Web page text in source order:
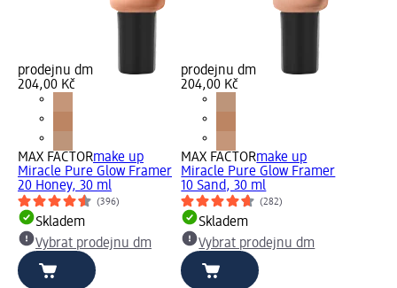
prodejnu dm
204,00 Kč
MAX FACTORmake up
Miracle Pure Glow Framer
20 Honey, 30 ml
(396)
Skladem
Vybrat prodejnu dm
prodejnu dm
204,00 Kč
MAX FACTORmake up
Miracle Pure Glow Framer
10 Sand, 30 ml
(282)
Skladem
Vybrat prodejnu dm